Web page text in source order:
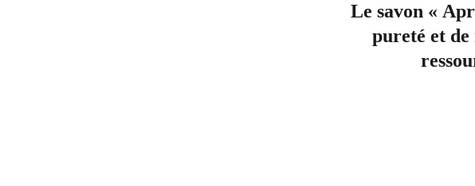
Le savon «
pureté et de